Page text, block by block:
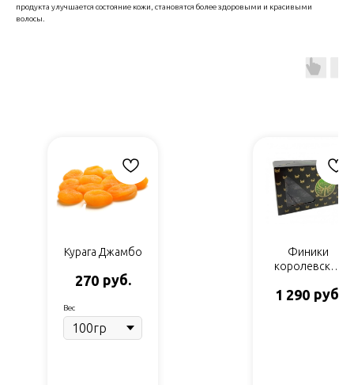
продукта улучшается состояние кожи, становятся более здоровыми и красивыми
волосы.
Курага Джамбо
270 руб.
Вес
Финики
королевские
1 290 руб.